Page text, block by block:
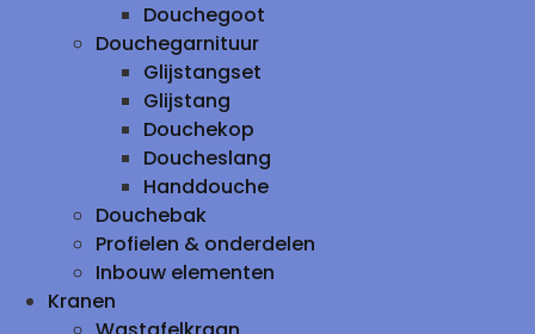
Douchegoot
Douchegarnituur
Glijstangset
Glijstang
Douchekop
Doucheslang
Handdouche
Douchebak
Profielen & onderdelen
Inbouw elementen
Kranen